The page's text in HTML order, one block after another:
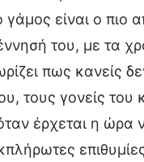
είναι ο πιο
του, με τα
πως κανείς
τους γονείς
έρχεται η ώρα